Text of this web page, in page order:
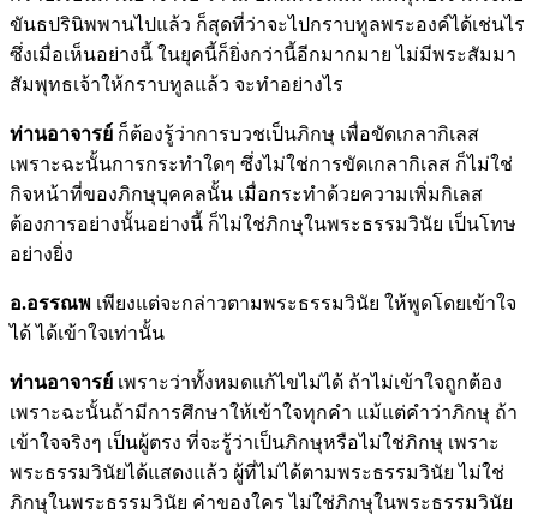
ขันธปรินิพพานไปแล้ว ก็สุดที่ว่าจะไปกราบทูลพระองค์ได้เช่นไร
ซึ่งเมื่อเห็นอย่างนี้ ในยุคนี้ก็ยิ่งกว่านี้อีกมากมาย ไม่มีพระสัมมา
สัมพุทธเจ้าให้กราบทูลแล้ว จะทำอย่างไร
ท่านอาจารย์ ก็ต้องรู้ว่าการบวชเป็นภิกษุ เพื่อขัดเกลากิเลส
เพราะฉะนั้นการกระทำใดๆ ซึ่งไม่ใช่การขัดเกลากิเลส ก็ไม่ใช่
กิจหน้าที่ของภิกษุบุคคลนั้น เมื่อกระทำด้วยความเพิ่มกิเลส
ต้องการอย่างนั้นอย่างนี้ ก็ไม่ใช่ภิกษุในพระธรรมวินัย เป็นโทษ
อย่างยิ่ง
อ.อรรณพ เพียงแต่จะกล่าวตามพระธรรมวินัย ให้พูดโดยเข้าใจ
ได้ ได้เข้าใจเท่านั้น
ท่านอาจารย์ เพราะว่าทั้งหมดแก้ไขไม่ได้ ถ้าไม่เข้าใจถูกต้อง
เพราะฉะนั้นถ้ามีการศึกษาให้เข้าใจทุกคำ แม้แต่คำว่าภิกษุ ถ้า
เข้าใจจริงๆ เป็นผู้ตรง ที่จะรู้ว่าเป็นภิกษุหรือไม่ใช่ภิกษุ เพราะ
พระธรรมวินัยได้แสดงแล้ว ผู้ที่ไม่ได้ตามพระธรรมวินัย ไม่ใช่
ภิกษุในพระธรรมวินัย คำของใคร ไม่ใช่ภิกษุในพระธรรมวินัย